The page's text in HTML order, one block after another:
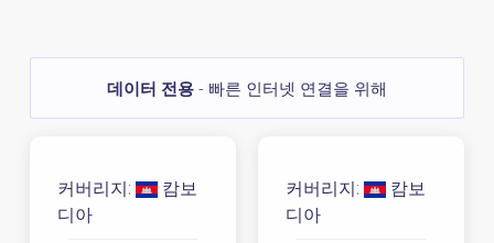
데이터 전용 - 빠른 인터넷 연결을 위해
커버리지:
캄보
디아
커버리지:
캄보
디아